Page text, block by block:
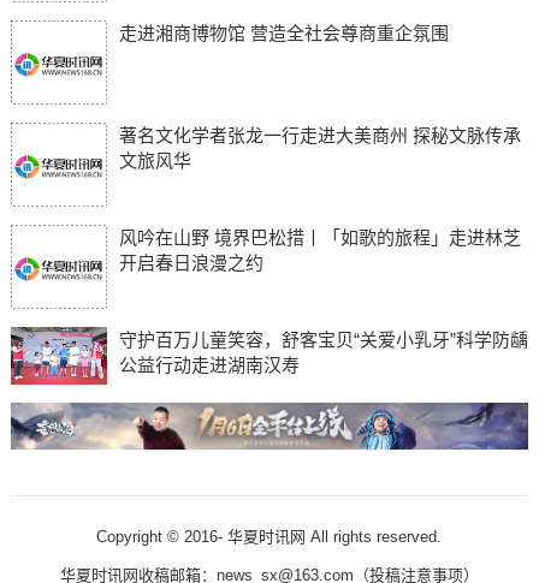
走进湘商博物馆 营造全社会尊商重企氛围
著名文化学者张龙一行走进大美商州 探秘文脉传承
文旅风华
风吟在山野 境界巴松措丨「如歌的旅程」走进林芝
开启春日浪漫之约
守护百万儿童笑容，舒客宝贝“关爱小乳牙”科学防龋
公益行动走进湖南汉寿
Copyright © 2016- 华夏时讯网 All rights reserved.
华夏时讯网收稿邮箱：news_sx@163.com（投稿注意事项）